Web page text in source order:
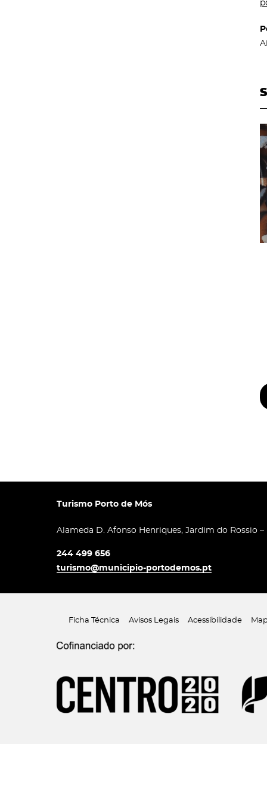
Turismo Porto de Mós
Alameda D. Afonso Henriques, Jardim do Rossio
244 499 656
turismo@municipio-portodemos.pt
Ficha Técnica Avisos Legais Acessibilidade